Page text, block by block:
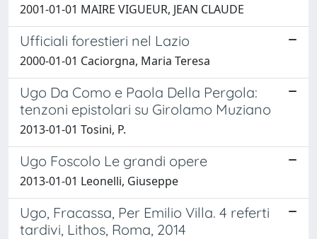
2001-01-01 MAIRE VIGUEUR, JEAN CLAUDE
Ufficiali forestieri nel Lazio
2000-01-01 Caciorgna, Maria Teresa
Ugo Da Como e Paola Della Pergola:
tenzoni epistolari su Girolamo Muziano
2013-01-01 Tosini, P.
Ugo Foscolo Le grandi opere
2013-01-01 Leonelli, Giuseppe
Ugo, Fracassa, Per Emilio Villa. 4 referti
tardivi, Lithos, Roma, 2014